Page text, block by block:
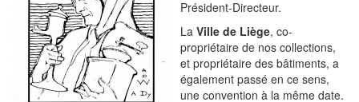
Président-Directeur.
La Ville de Liège, co-
propriétaire de nos collections,
et propriétaire des bâtiments, a
également passé en ce sens,
une convention à la même date.